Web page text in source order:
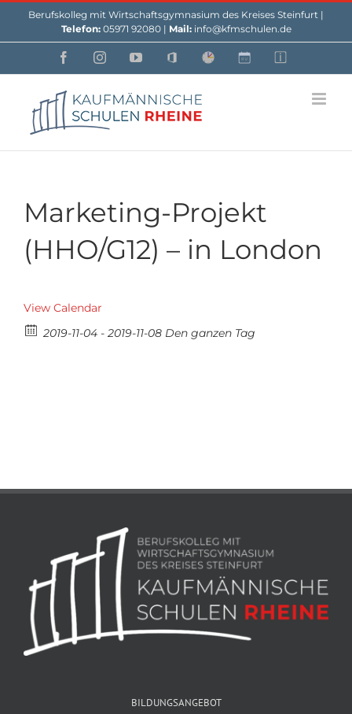
Berufskolleg mit Wirtschaftsgymnasium des Kreises Steinfurt |
Telefon:05971 92080 | Mail:info@kfmschulen.de
FacebookInstagramYouTube
Office WebuntisCustomCustom
Marketing-Projekt
(HHO/G12) – in London
View Calendar
2019-11-04 - 2019-11-08 Den ganzen Tag
BILDUNGSANGEBOT